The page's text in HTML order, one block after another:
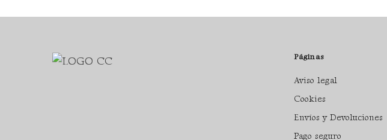
Páginas
Aviso legal
Cookies
Envíos y Devoluciones
Pago seguro